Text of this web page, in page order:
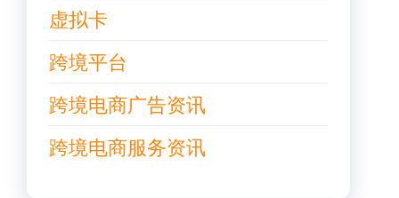
虚拟卡
跨境平台
跨境电商广告资讯
跨境电商服务资讯